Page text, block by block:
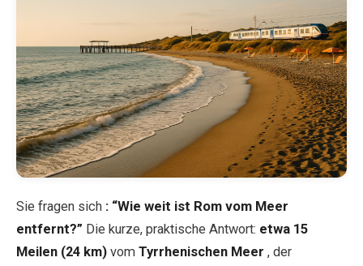
Posters
T-Shirts
Fridge Magnets
License Plates
Über uns
Sie fragen sich : “Wie weit ist Rom vom Meer
entfernt?” Die kurze, praktische Antwort: etwa 15
Meilen (24 km) vom Tyrrhenischen Meer , der